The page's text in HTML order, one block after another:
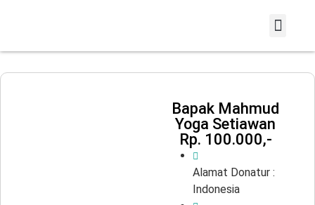
Bapak Mahmud
Yoga Setiawan
Rp. 100.000,-
Alamat Donatur :
Indonesia